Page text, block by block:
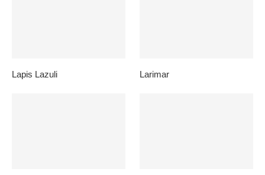
Lapis Lazuli Larimar